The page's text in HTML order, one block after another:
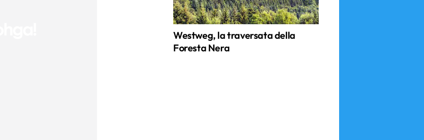
Westweg, la traversata della
Foresta Nera